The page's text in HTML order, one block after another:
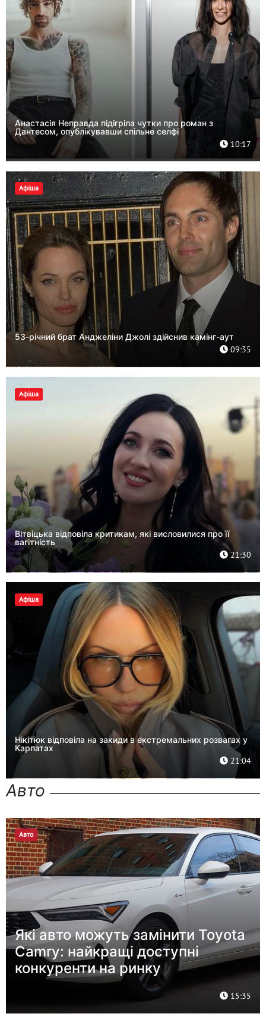
Анастасія Неправда підігріла чутки про роман з
Дантесом, опублікувавши спільне селфі
10:17
Афіша
53-річний брат Анджеліни Джолі здійснив камінг-аут
09:35
Афіша
Вітвіцька відповіла критикам, які висловилися про її
вагітність
21:30
Афіша
Нікітюк відповіла на закиди в екстремальних розвагах у
Карпатах
21:04
Авто
Авто
Які авто можуть замінити Toyota
Camry: найкращі доступні
конкуренти на ринку
15:35